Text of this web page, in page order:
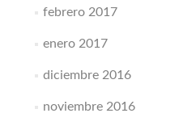
febrero 2017
enero 2017
diciembre 2016
noviembre 2016